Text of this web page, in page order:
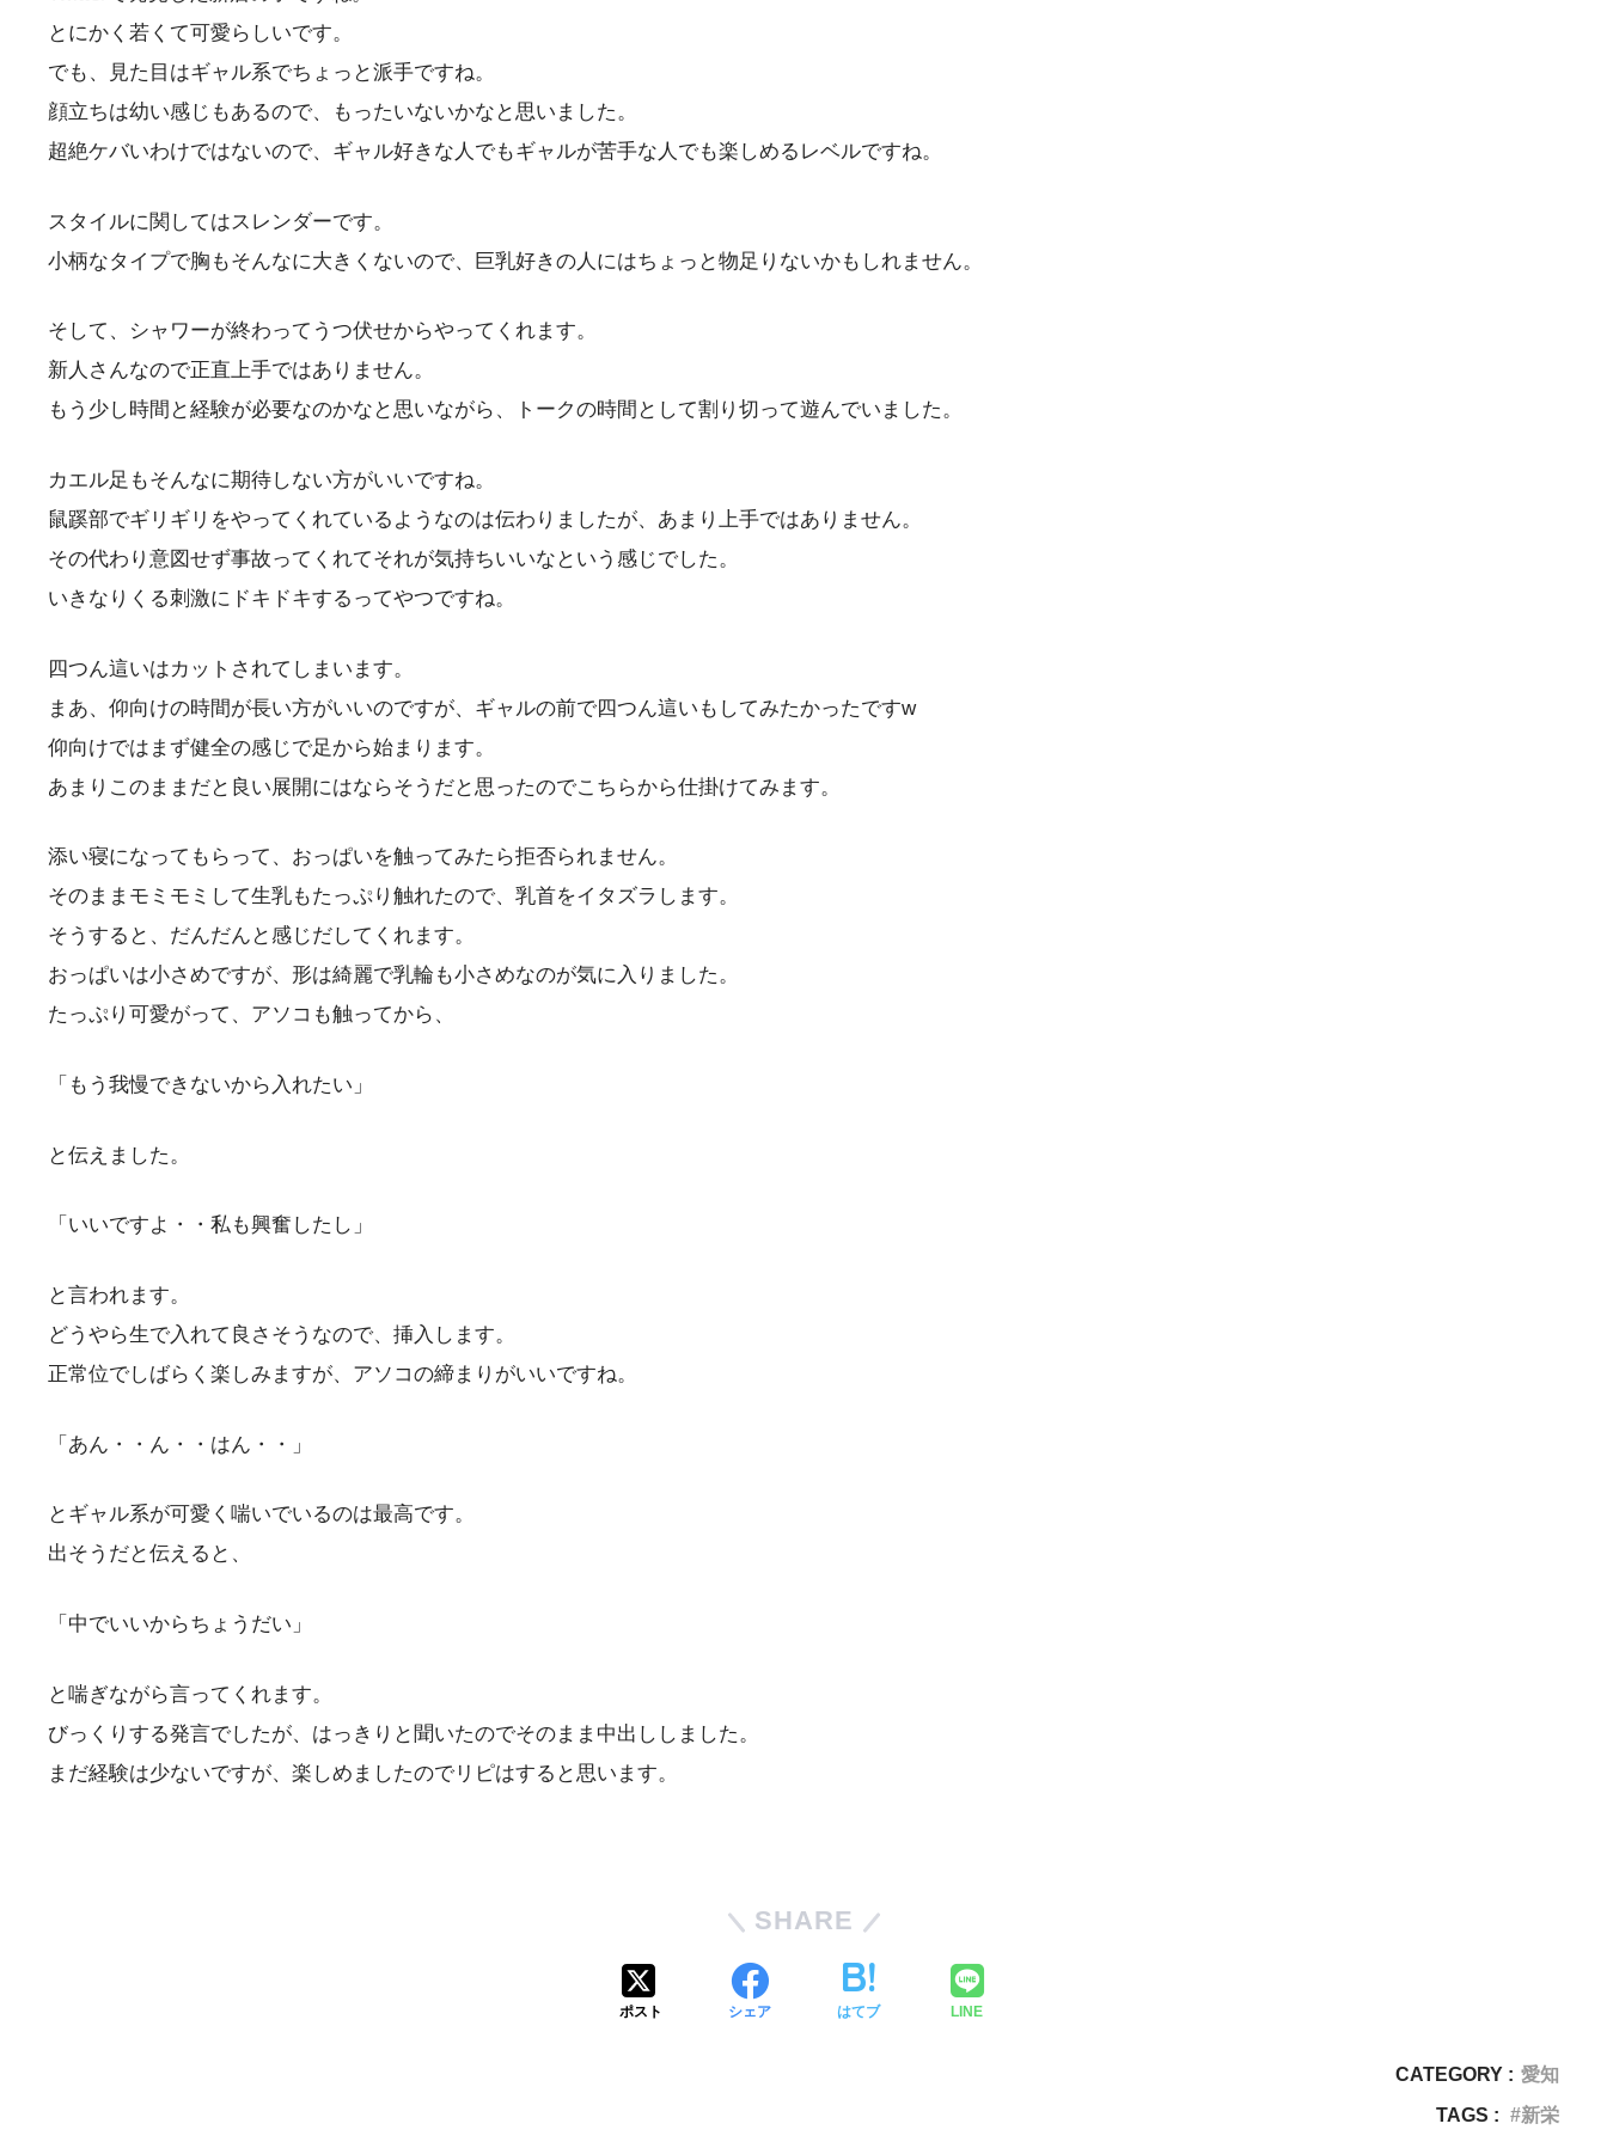
とにかく若くて可愛らしいです。
でも、見た目はギャル系でちょっと派手ですね。
顔立ちは幼い感じもあるので、もったいないかなと思いました。
超絶ケバいわけではないので、ギャル好きな人でもギャルが苦手な人でも楽しめるレベルですね。
スタイルに関してはスレンダーです。
小柄なタイプで胸もそんなに大きくないので、巨乳好きの人にはちょっと物足りないかもしれません。
そして、シャワーが終わってうつ伏せからやってくれます。
新人さんなので正直上手ではありません。
もう少し時間と経験が必要なのかなと思いながら、トークの時間として割り切って遊んでいました。
カエル足もそんなに期待しない方がいいですね。
鼠蹊部でギリギリをやってくれているようなのは伝わりましたが、あまり上手ではありません。
その代わり意図せず事故ってくれてそれが気持ちいいなという感じでした。
いきなりくる刺激にドキドキするってやつですね。
四つん這いはカットされてしまいます。
まあ、仰向けの時間が長い方がいいのですが、ギャルの前で四つん這いもしてみたかったですw
仰向けではまず健全の感じで足から始まります。
あまりこのままだと良い展開にはならそうだと思ったのでこちらから仕掛けてみます。
添い寝になってもらって、おっぱいを触ってみたら拒否られません。
そのままモミモミして生乳もたっぷり触れたので、乳首をイタズラします。
そうすると、だんだんと感じだしてくれます。
おっぱいは小さめですが、形は綺麗で乳輪も小さめなのが気に入りました。
たっぷり可愛がって、アソコも触ってから、
「もう我慢できないから入れたい」
と伝えました。
「いいですよ・・私も興奮したし」
と言われます。
どうやら生で入れて良さそうなので、挿入します。
正常位でしばらく楽しみますが、アソコの締まりがいいですね。
「あん・・ん・・はん・・」
とギャル系が可愛く喘いでいるのは最高です。
出そうだと伝えると、
「中でいいからちょうだい」
と喘ぎながら言ってくれます。
びっくりする発言でしたが、はっきりと聞いたのでそのまま中出ししました。
まだ経験は少ないですが、楽しめましたのでリピはすると思います。
SHARE
ポスト シェア はてブ LINE
CATEGORY : 愛知
TAGS :
新栄